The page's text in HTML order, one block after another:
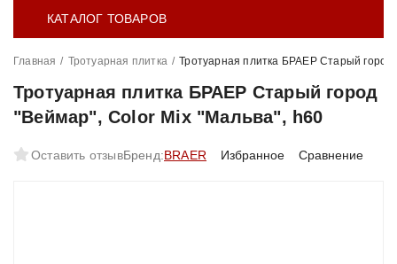
КАТАЛОГ ТОВАРОВ
Главная / Тротуарная плитка / Тротуарная плитка БРАЕР Старый
Тротуарная плитка БРАЕР Старый город
"Веймар", Color Mix "Мальва", h60
Оставить отзывБренд:BRAER Избранное Сравнение